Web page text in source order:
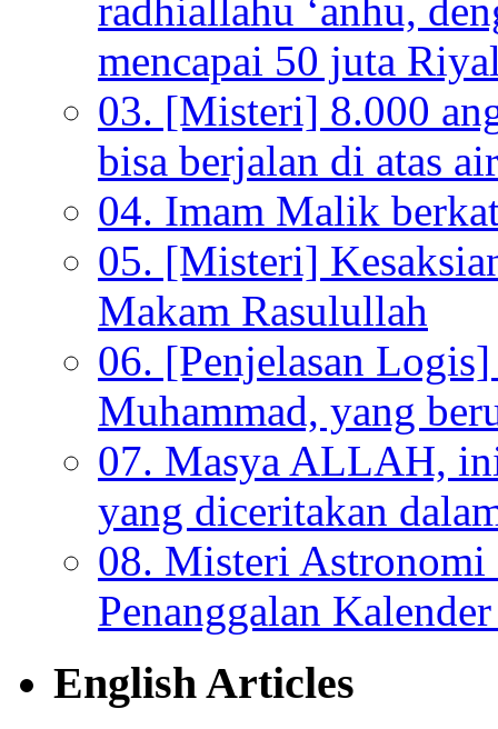
radhiallahu ‘anhu,
mencapai 50 juta
03. [Misteri] 8.000
bisa berjalan di atas
04. Imam Malik
05. [Misteri]
Makam Rasulullah
06. [Penjelasan
Muhammad, yang
07. Masya ALLAH,
yang diceritakan
08. Misteri Astronomi
Penanggalan
English Articles